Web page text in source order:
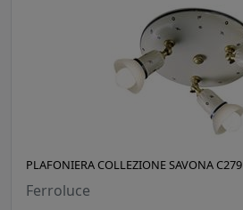
PLAFONIERA COLLEZIONE SAVONA C279
Ferroluce